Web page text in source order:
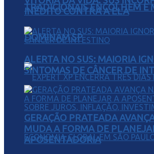
TRADICIONAIS ENCOLHEM E
DOMINAM SP
INÉDITO CONTRA A ELA
ALERTA NO SUS: MAIORIA
SINTOMAS DE CÂNCER DE
GERAÇÃO PRATEADA
MUDA A FORMA DE
APOSENTADORIA